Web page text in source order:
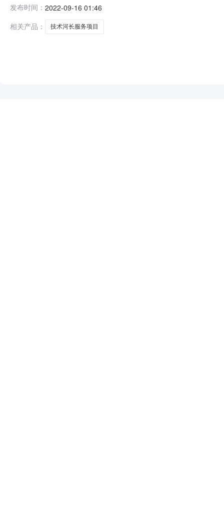
18090611103供应商名称（乙方）：信达锦华生态环境
发布时间： 2022-09-16 01:46
相关产品：
技术河长服务项目